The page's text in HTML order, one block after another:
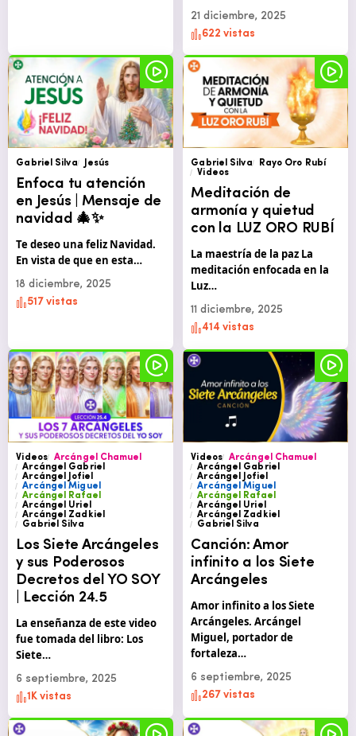
21 diciembre, 2025
622 vistas
Gabriel Silva Jesús
Enfoca tu atención
en Jesús | Mensaje de
navidad 🎄✨
Te deseo una feliz Navidad.
En vista de que en esta…
18 diciembre, 2025
517 vistas
Gabriel Silva
Rayo Oro Rubí
Videos
Meditación de
armonía y quietud
con la LUZ ORO RUBÍ
La maestría de la paz La
meditación enfocada en la
Luz…
11 diciembre, 2025
414 vistas
Videos
Arcángel Chamuel
Arcángel Gabriel
Arcángel Jofiel
Arcángel Miguel
Arcángel Rafael
Arcángel Uriel
Arcángel Zadkiel
Gabriel Silva
Los Siete Arcángeles
y sus Poderosos
Decretos del YO SOY
| Lección 24.5
La enseñanza de este video
fue tomada del libro: Los
Siete…
6 septiembre, 2025
1K vistas
Videos
Arcángel Chamuel
Arcángel Gabriel
Arcángel Jofiel
Arcángel Miguel
Arcángel Rafael
Arcángel Uriel
Arcángel Zadkiel
Gabriel Silva
Canción: Amor
infinito a los Siete
Arcángeles
Amor infinito a los Siete
Arcángeles. Arcángel
Miguel, portador de
fortaleza…
6 septiembre, 2025
267 vistas